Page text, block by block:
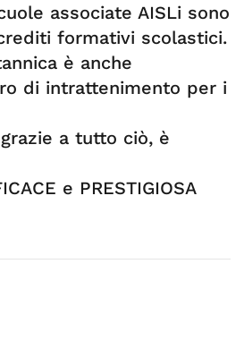
associate AISLi sono
formativi scolastici.
è anche
di intrattenimento per i
a tutto ciò, è
e PRESTIGIOSA